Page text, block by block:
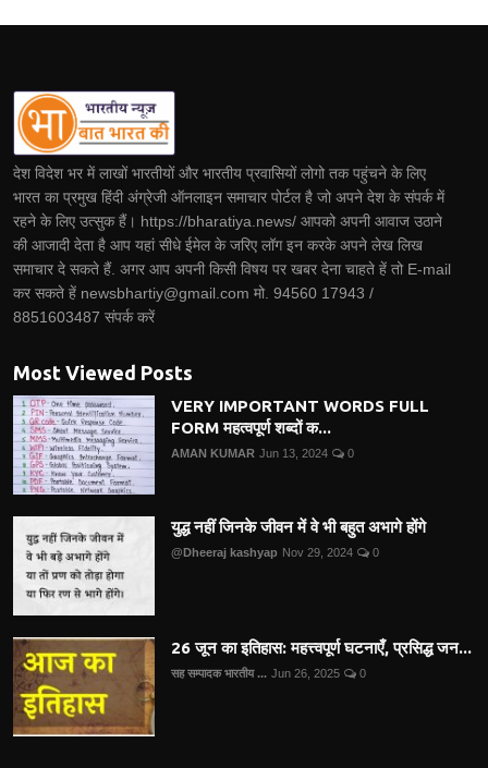
देश विदेश भर में लाखों भारतीयों और भारतीय प्रवासियों लोगो तक पहुंचने के लिए
भारत का प्रमुख हिंदी अंग्रेजी ऑनलाइन समाचार पोर्टल है जो अपने देश के संपर्क में
रहने के लिए उत्सुक हैं। https://bharatiya.news/ आपको अपनी आवाज उठाने
की आजादी देता है आप यहां सीधे ईमेल के जरिए लॉग इन करके अपने लेख लिख
समाचार दे सकते हैं. अगर आप अपनी किसी विषय पर खबर देना चाहते हें तो E-mail
कर सकते हें newsbhartiy@gmail.com मो. 94560 17943 /
8851603487 संपर्क करें
Most Viewed Posts
VERY IMPORTANT WORDS FULL
FORM महत्वपूर्ण शब्दों क...
AMAN KUMAR Jun 13, 2024 0
युद्ध नहीं जिनके जीवन में वे भी बहुत अभागे होंगे
@Dheeraj kashyap Nov 29, 2024 0
26 जून का इतिहास: महत्त्वपूर्ण घटनाएँ, प्रसिद्ध जन...
सह सम्पादक भारतीय ... Jun 26, 2025 0